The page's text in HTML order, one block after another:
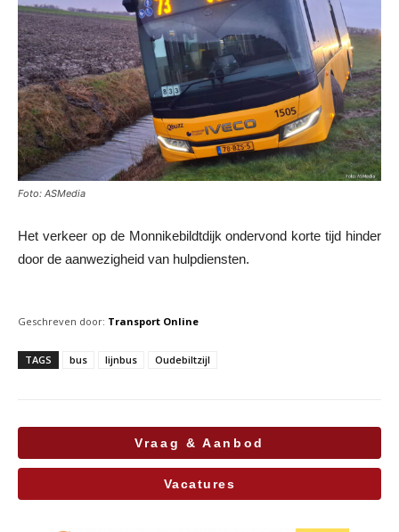
Foto: ASMedia
Het verkeer op de Monnikebildtdijk ondervond korte tijd hinder
door de aanwezigheid van hulpdiensten.
Geschreven door: Transport Online
TAGS bus lijnbus Oudebiltzijl
Vraag & Aanbod
Vacatures